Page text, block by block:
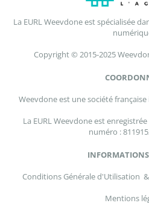
La EURL Weevdone est spécialisée
Copyright © 2015-2025
Weevdone est une société
La EURL Weevdone est
numéro :
INFORMATIONS
Conditions Générale d'Utilisation
Mentions